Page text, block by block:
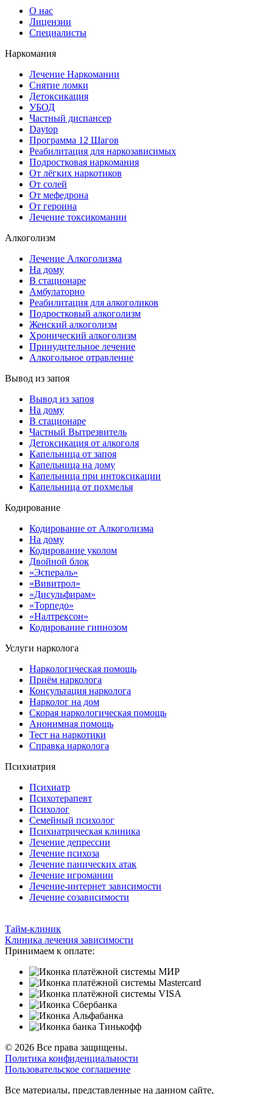
О нас
Лицензии
Специалисты
Наркомания
Лечение Наркомании
Снятие ломки
Детоксикация
УБОД
Частный диспансер
Daytop
Программа 12 Шагов
Реабилитация для наркозависимых
Подростковая наркомания
От лёгких наркотиков
От солей
От мефедрона
От героина
Лечение токсикомании
Алкоголизм
Лечение Алкоголизма
На дому
В стационаре
Амбулаторно
Реабилитация для алкоголиков
Подростковый алкоголизм
Женский алкоголизм
Хронический алкоголизм
Принудительное лечение
Алкогольное отравление
Вывод из запоя
Вывод из запоя
На дому
В стационаре
Частный Вытрезвитель
Детоксикация от алкоголя
Капельница от запоя
Капельница на дому
Капельница при интоксикации
Капельница от похмелья
Кодирование
Кодирование от Алкоголизма
На дому
Кодирование уколом
Двойной блок
«Эспераль»
«Вивитрол»
«Дисульфирам»
«Торпедо»
«Налтрексон»
Кодирование гипнозом
Услуги нарколога
Наркологическая помощь
Приём нарколога
Консультация нарколога
Нарколог на дом
Скорая наркологическая помощь
Анонимная помощь
Тест на наркотики
Справка нарколога
Психиатрия
Психиатр
Психотерапевт
Психолог
Семейный психолог
Психиатрическая клиника
Лечение депрессии
Лечение психоза
Лечение панических атак
Лечение игромании
Лечение-интернет зависимости
Лечение созависимости
Тайм-клиник
Клиника лечения зависимости
Принимаем к оплате:
© 2026 Все права защищены.
Политика конфиденциальности
Пользовательское соглашение
Все материалы, представленные на данном сайте,